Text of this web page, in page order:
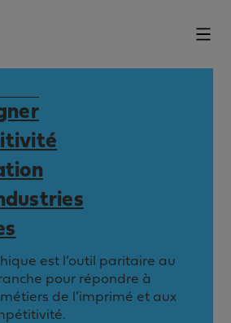
est l’outil paritaire au
pour répondre à
métiers de l’imprimé et aux